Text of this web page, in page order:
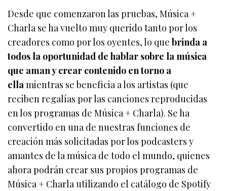
Desde que comenzaron las pruebas, Música +
Charla se ha vuelto muy querido tanto por los
creadores como por los oyentes, lo quebrinda a
todos la oportunidad de hablar sobre la música
que aman y crear contenido en torno a
ella mientras se beneficia a los artistas (que
reciben regalías por las canciones reproducidas
en los programas de Música + Charla). Se ha
convertido en una de nuestras funciones de
creación más solicitadas por los podcasters y
amantes de la música de todo el mundo, quienes
ahora podrán crear sus propios programas de
Música + Charla utilizando el catálogo de Spotify